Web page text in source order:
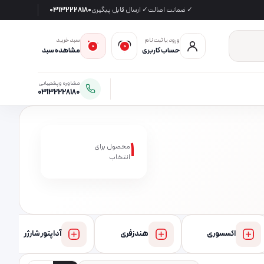
✓ ضمانت اصالت✓ ارسال قابل پیگیری03132228180
ورود یا ثبت‌نام
حساب کاربری 0
0
سبد خرید
مشاهده سبد
مشاوره و پشتیبانی
03132228180
1محصول برای
انتخاب
اکسسوری هندزفری آداپتور شارژر